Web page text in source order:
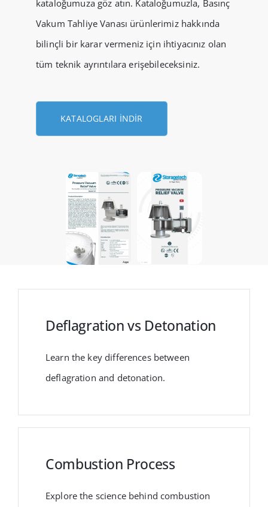
kataloğumuza göz atın. Kataloğumuzla, Basınç
Vakum Tahliye Vanası ürünlerimiz hakkında
bilinçli bir karar vermeniz için ihtiyacınız olan
tüm teknik ayrıntılara erişebileceksiniz.
KATALOGLARI İNDIR
Deflagration vs Detonation
Learn the key differences between
deflagration and detonation.
Combustion Process
Explore the science behind combustion